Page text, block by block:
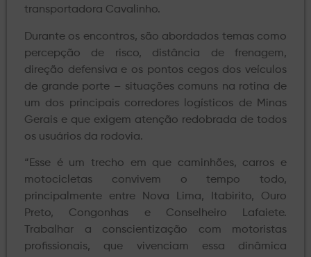
transportadora Cavalinho.
Durante os encontros, são abordados temas como
percepção de risco, distância de frenagem,
direção defensiva e os pontos cegos dos veículos
de grande porte – situações comuns na rotina de
um dos principais corredores logísticos de Minas
Gerais e que exigem atenção redobrada de todos
os usuários da rodovia.
“Esse é um trecho em que caminhões, carros e
motocicletas convivem o tempo todo,
principalmente entre Nova Lima, Itabirito, Ouro
Preto, Congonhas e Conselheiro Lafaiete.
Trabalhar a conscientização com motoristas
profissionais, que vivenciam essa dinâmica